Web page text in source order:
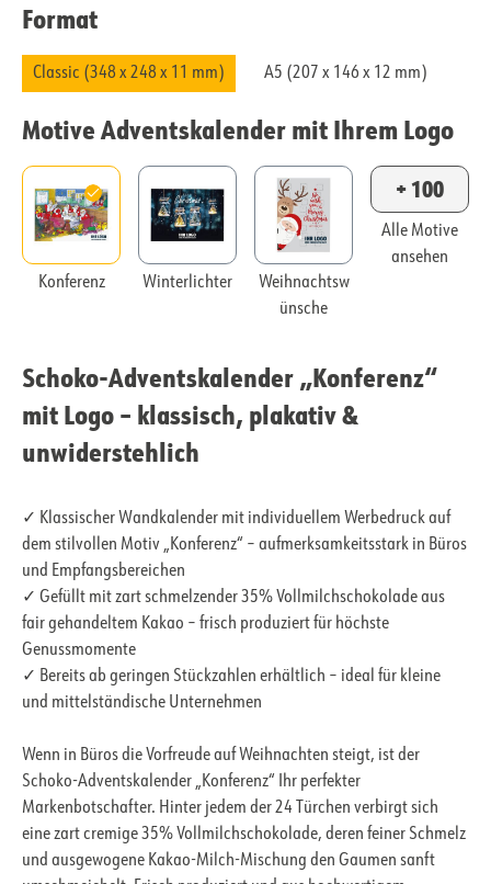
Format
Classic (348 x 248 x 11 mm) A5 (207 x 146 x 12 mm)
Motive Adventskalender mit Ihrem Logo
Konferenz Winterlichter
Weihnachtsw
ünsche
+ 100
Alle Motive
ansehen
Schoko-Adventskalender „Konferenz“
mit Logo – klassisch, plakativ &
unwiderstehlich
✓ Klassischer Wandkalender mit individuellem Werbedruck auf
dem stilvollen Motiv „Konferenz“ – aufmerksamkeitsstark in Büros
und Empfangsbereichen
✓ Gefüllt mit zart schmelzender 35% Vollmilchschokolade aus
fair gehandeltem Kakao – frisch produziert für höchste
Genussmomente
✓ Bereits ab geringen Stückzahlen erhältlich – ideal für kleine
und mittelständische Unternehmen
Wenn in Büros die Vorfreude auf Weihnachten steigt, ist der
Schoko-Adventskalender „Konferenz“ Ihr perfekter
Markenbotschafter. Hinter jedem der 24 Türchen verbirgt sich
eine zart cremige 35% Vollmilchschokolade, deren feiner Schmelz
und ausgewogene Kakao-Milch-Mischung den Gaumen sanft